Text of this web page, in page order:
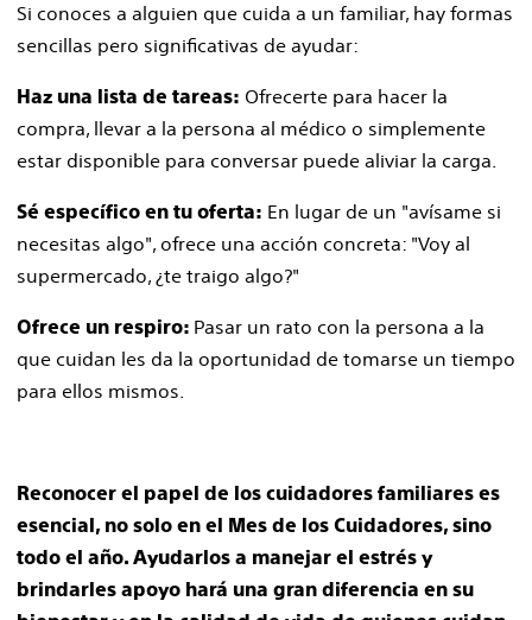
Si conoces a alguien que cuida a un familiar, hay formas
sencillas pero significativas de ayudar:
Haz una lista de tareas: Ofrecerte para hacer la
compra, llevar a la persona al médico o simplemente
estar disponible para conversar puede aliviar la carga.
Sé específico en tu oferta: En lugar de un "avísame si
necesitas algo", ofrece una acción concreta: "Voy al
supermercado, ¿te traigo algo?"
Ofrece un respiro: Pasar un rato con la persona a la
que cuidan les da la oportunidad de tomarse un tiempo
para ellos mismos.
Reconocer el papel de los cuidadores familiares es
esencial, no solo en el Mes de los Cuidadores, sino
todo el año. Ayudarlos a manejar el estrés y
brindarles apoyo hará una gran diferencia en su